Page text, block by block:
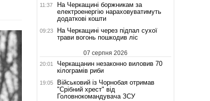
11:37
На Черкащині боржникам за
електроенергію нараховуватимуть
додаткові кошти
09:23
На Черкащині через підпал сухої
трави вогонь пошкодив ліс
07 серпня 2026
20:01
Черкащанин незаконно виловив 70
кілограмів риби
19:05
Військовий із Чорнобая отримав
"Срібний хрест" від
Головнокомандувача ЗСУ